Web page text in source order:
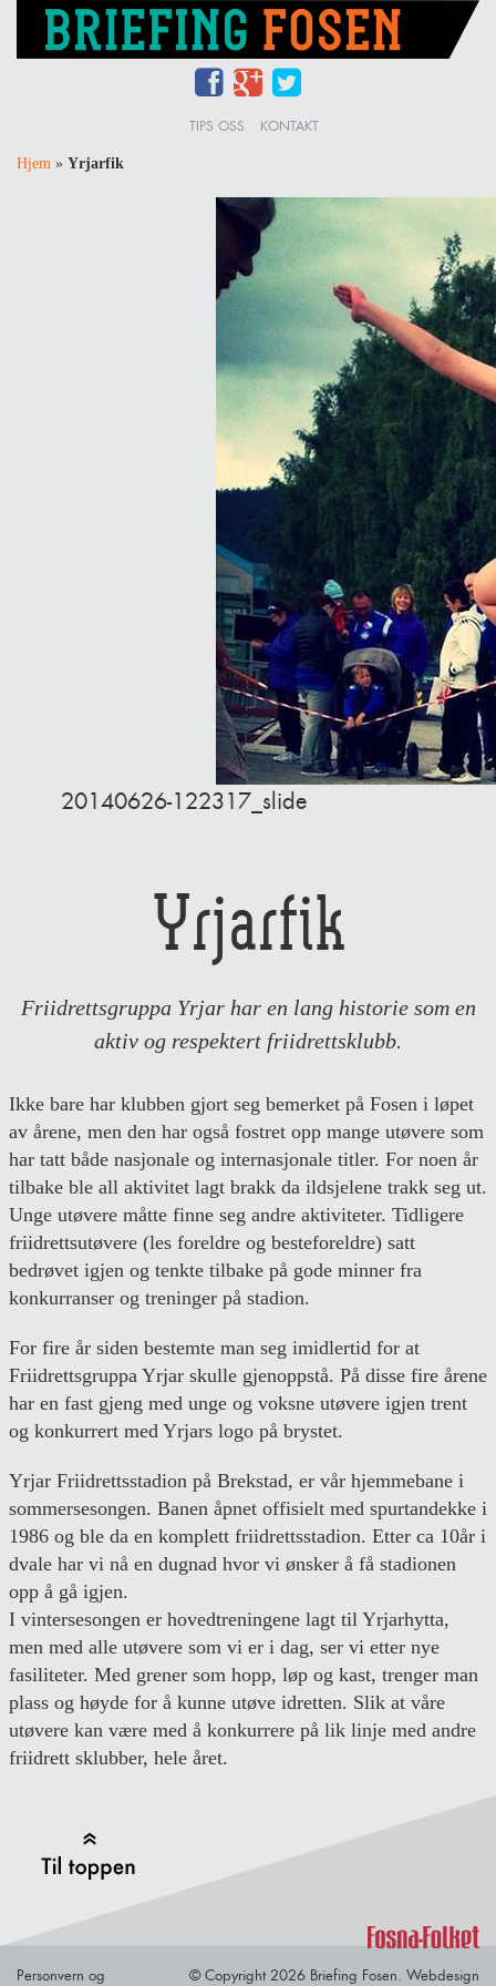
TIPS OSS KONTAKT
Hjem » Yrjarfik
20140626-122317_slide
Yrjarfik
Friidrettsgruppa Yrjar har en lang historie som en
aktiv og respektert friidrettsklubb.
Ikke bare har klubben gjort seg bemerket på Fosen i løpet
av årene, men den har også fostret opp mange utøvere som
har tatt både nasjonale og internasjonale titler. For noen år
tilbake ble all aktivitet lagt brakk da ildsjelene trakk seg ut.
Unge utøvere måtte finne seg andre aktiviteter. Tidligere
friidrettsutøvere (les foreldre og besteforeldre) satt
bedrøvet igjen og tenkte tilbake på gode minner fra
konkurranser og treninger på stadion.
For fire år siden bestemte man seg imidlertid for at
Friidrettsgruppa Yrjar skulle gjenoppstå. På disse fire årene
har en fast gjeng med unge og voksne utøvere igjen trent
og konkurrert med Yrjars logo på brystet.
Yrjar Friidrettsstadion på Brekstad, er vår hjemmebane i
sommersesongen. Banen åpnet offisielt med spurtandekke i
1986 og ble da en komplett friidrettsstadion. Etter ca 10år i
dvale har vi nå en dugnad hvor vi ønsker å få stadionen
opp å gå igjen.
I vintersesongen er hovedtreningene lagt til Yrjarhytta,
men med alle utøvere som vi er i dag, ser vi etter nye
fasiliteter. Med grener som hopp, løp og kast, trenger man
plass og høyde for å kunne utøve idretten. Slik at våre
utøvere kan være med å konkurrere på lik linje med andre
friidrett sklubber, hele året.
Personvern og
© Copyright 2026 Briefing Fosen. Webdesign